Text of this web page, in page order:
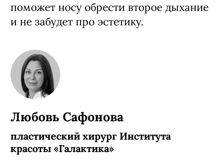
поможет носу обрести второе дыхание
и не забудет про эстетику.
Любовь Сафонова
пластический хирург Института
красоты «Галактика»